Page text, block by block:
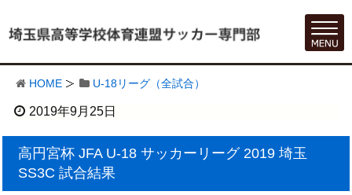
HOME U-18リーグ（全試合）
2019年9月25日
高円宮杯 JFA U-18 サッカーリーグ 2019 埼玉
SS3C 試合結果